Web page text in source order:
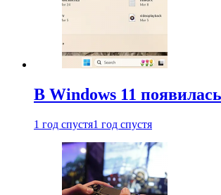
В Windows 11
1 год спустя1 год спустя